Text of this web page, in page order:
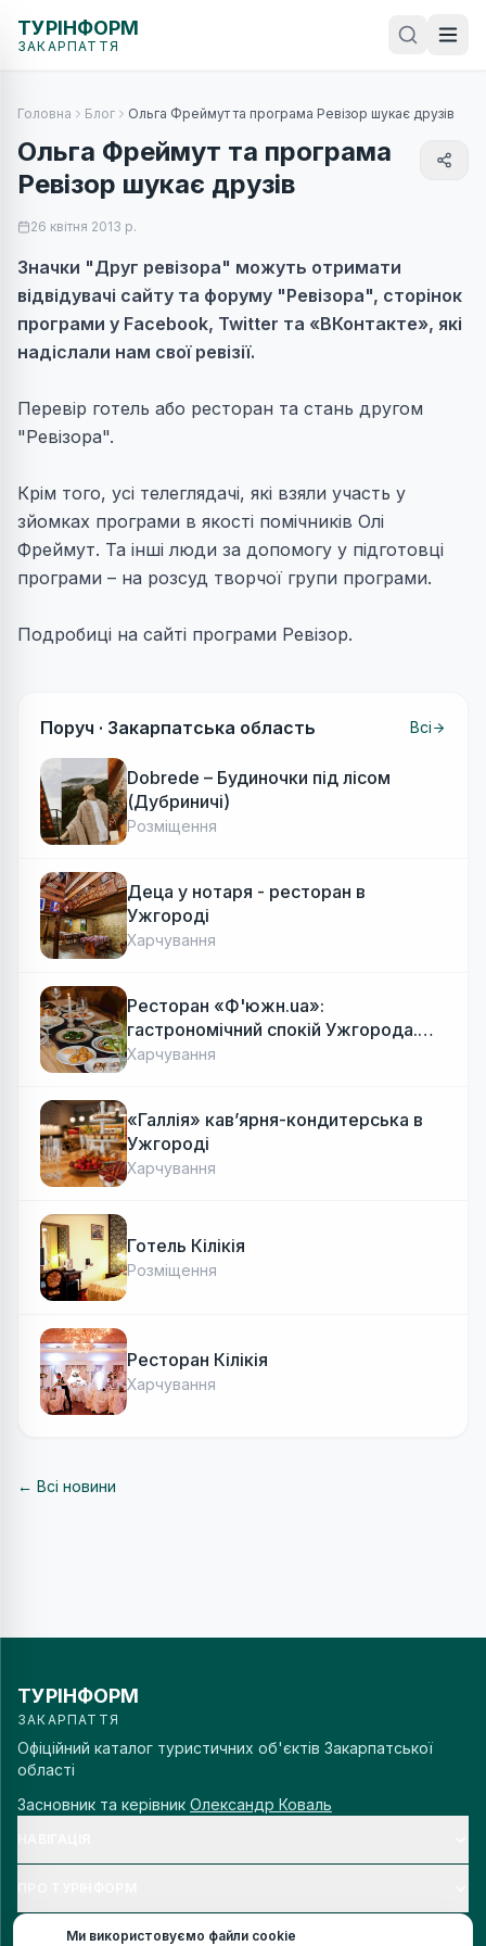
ТУРІНФОРМ
ЗАКАРПАТТЯ
Головна Блог Ольга Фреймут та програма Ревізор шукає друзів
Ольга Фреймут та програма
Ревізор шукає друзів
26 квітня 2013 р.
Значки "Друг ревізора" можуть отримати
відвідувачі сайту та форуму "Ревізора", сторінок
програми у Facebook, Twitter та «ВКонтакте», які
надіслали нам свої ревізії.
Перевір готель або ресторан та стань другом
"Ревізора".
Крім того, усі телеглядачі, які взяли участь у
зйомках програми в якості помічників Олі
Фреймут. Та інші люди за допомогу у підготовці
програми – на розсуд творчої групи програми.
Подробиці на сайті програми Ревізор.
Поруч · Закарпатська область Всі
Dobrede – Будиночки під лісом
(Дубриничі)
Розміщення
Деца у нотаря - ресторан в
Ужгороді
Харчування
Ресторан «Ф'южн.ua»:
гастрономічний спокій Ужгорода.
Авторська локальна кухня, затишок
Харчування
«Галлія» кав’ярня-кондитерська в
Ужгороді
Харчування
Готель Кілікія
Розміщення
Ресторан Кілікія
Харчування
← Всі новини
ТУРІНФОРМ
ЗАКАРПАТТЯ
Офіційний каталог туристичних об'єктів Закарпатської
області
Засновник та керівник Олександр Коваль
Ми використовуємо файли cookie